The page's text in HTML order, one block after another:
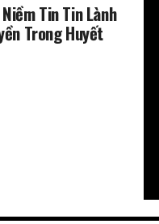
Tin Tin Lành
Trong Huyết